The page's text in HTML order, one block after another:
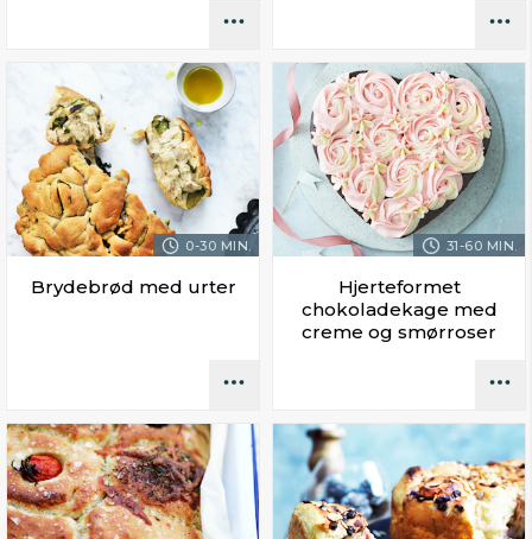
0-30 MIN.
Brydebrød med urter
31-60 MIN.
Hjerteformet
chokoladekage med
creme og smørroser